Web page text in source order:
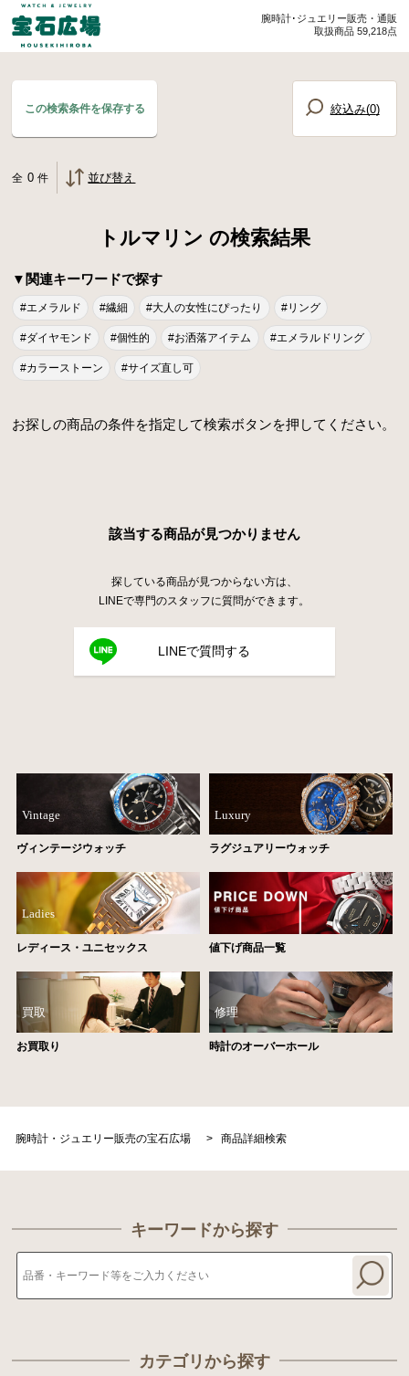
腕時計･ジュエリー販売・通販
取扱商品 59,218点
この検索条件を保存する 絞込み(0)
全 0 件 並び替え
トルマリン の検索結果
▼関連キーワードで探す
#エメラルド #繊細 #大人の女性にぴったり #リング
#ダイヤモンド #個性的 #お洒落アイテム #エメラルドリング
#カラーストーン #サイズ直し可
お探しの商品の条件を指定して検索ボタンを押してください。
該当する商品が見つかりません
探している商品が見つからない方は、
LINEで専門のスタッフに質問ができます。
LINEで質問する
Vintage
ヴィンテージウォッチ
Luxury
ラグジュアリーウォッチ
Ladies
レディース・ユニセックス 値下げ商品一覧
買取
お買取り
修理
時計のオーバーホール
腕時計・ジュエリー販売の宝石広場 > 商品詳細検索
キーワードから探す
カテゴリから探す